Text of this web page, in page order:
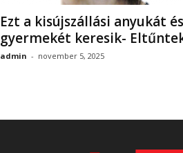
Ezt a kisújszállási anyukát és
gyermekét keresik-
admin - november 5, 2025